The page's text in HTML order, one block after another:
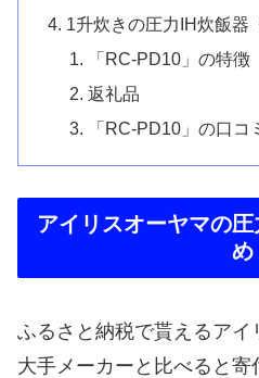
1升炊きの圧力IH炊飯器
「RC-PD10」の特徴
返礼品
「RC-PD10」の口コ
アイリスオーヤマの
め
ふるさと納税で貰えるア
大手メーカーと比べると